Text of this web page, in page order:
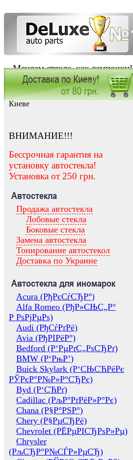
Меняем стекла, как лампочки!
Заказать установку автостекла в
Киеве
ВНИМАНИЕ!!!
Бессрочная гарантия на
установку автостекла!
Установка от 250 грн.
Автостекла
Продажа автостекла
Лобовые стекла
Боковые стекла
Замена автостекла
Тонирование автостекол
Доставка по Украине
Автостекла для иномарок
Acura (РђРєСѓСЂР°)
Alfa Romeo (РђР»СЊС„Р°
Р РѕРјРµРѕ)
Audi (РђСѓРґРё)
Avia (РђРІРёР°)
Bedford (Р‘РµРґС„РѕСЂРґ)
BMW (Р‘РњР’)
Buick Skylark (Р‘СЊСЋРёРє
РЎРєР°Р№Р»Р°СЂРє)
Byd (Р‘СЋРґ)
Cadillac (РљР°РґРёР»Р°Рє)
Chana (Р§Р°РЅР°)
Chery (Р§РµСЂРё)
Chevrolet (РЁРµРІСЂРѕР»Рµ)
Chrysler
(РљСЂР°Р№СЃР»РµСЂ)